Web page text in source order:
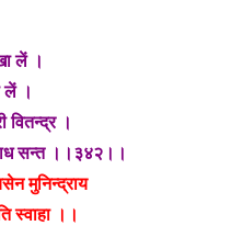
लें ।
लें ।
वितन्द्र ।
सन्त ।।३४२।।
मुनिन्द्राय
स्वाहा ।।